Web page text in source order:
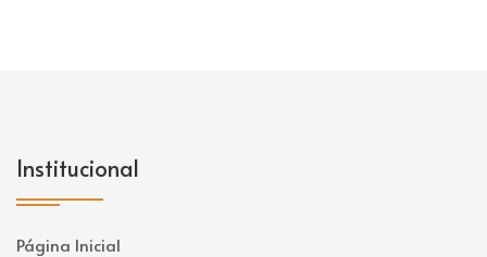
Institucional
Página Inicial